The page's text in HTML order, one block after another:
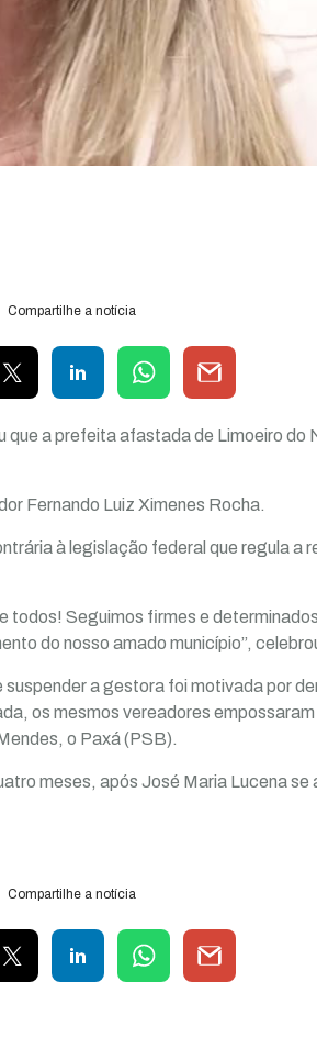
Compartilhe a notícia
que a prefeita afastada de Limoeiro do
Fernando Luiz Ximenes Rocha.
à legislação federal que regula a
todos! Seguimos firmes e
do nosso amado município”,
a gestora foi motivada por
os mesmos vereadores
o Paxá (PSB).
meses, após José Maria Lucena
Compartilhe a notícia